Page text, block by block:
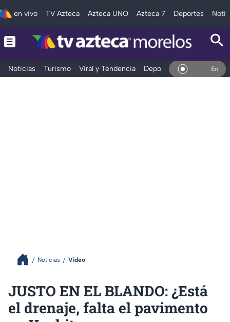
en vivo TV Azteca Azteca UNO Azteca 7 Deportes
Noticias Turismo Viral y Tendencia Deportes Espectáculos
En Vivo
Noticias Video
JUSTO EN EL BLANDO: ¿Está
el drenaje, falta el pavimento